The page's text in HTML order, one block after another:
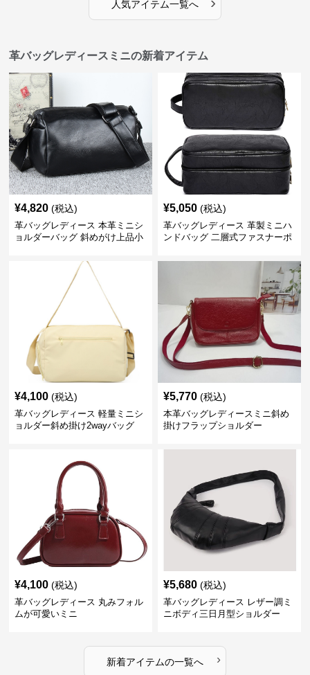
人気アイテム一覧へ
革バッグレディースミニの新着アイテム
¥4,820 (税込)
革バッグレディース 本革ミニシ
ョルダーバッグ 斜めがけ上品小
¥5,050 (税込)
革バッグレディース 革製ミニハ
ンドバッグ 二層式ファスナーポ
¥4,100 (税込)
革バッグレディース 軽量ミニシ
ョルダー斜め掛け2wayバッグ
¥5,770 (税込)
本革バッグレディースミニ斜め
掛けフラップショルダー
¥4,100 (税込)
革バッグレディース 丸みフォル
ムが可愛いミニ
¥5,680 (税込)
革バッグレディース レザー調ミ
ニボディ三日月型ショルダー
新着アイテムの一覧へ ›